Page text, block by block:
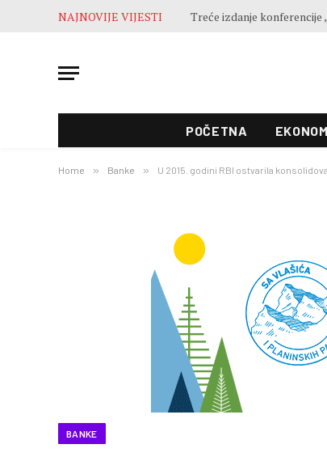
NAJNOVIJE VIJESTI
POČETNA
Home » Banke » U 2015. godini RBI ostvarila
BANKE